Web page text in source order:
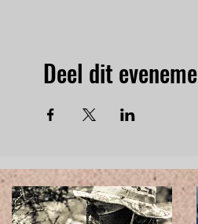
Deel dit